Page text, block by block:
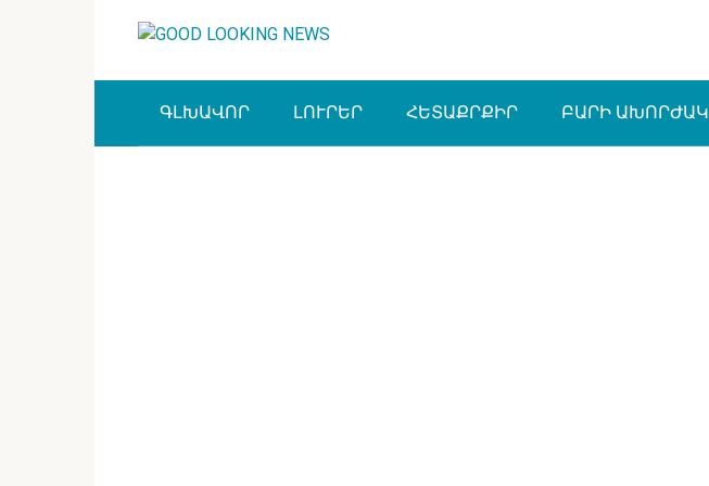
ԳԼԽԱՎՈՐ ԼՈՒՐԵՐ ՀԵՏԱՔՐՔԻՐ ԲԱՐԻ ԱԽՈՐԺԱԿ